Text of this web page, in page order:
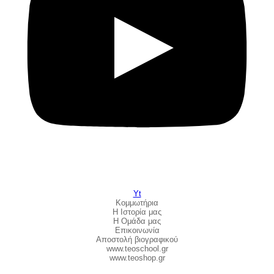
Yt
Κομμωτήρια
Η Ιστορία μας
Η Ομάδα μας
Επικοινωνία
Αποστολή βιογραφικού
www.teoschool.gr
www.teoshop.gr